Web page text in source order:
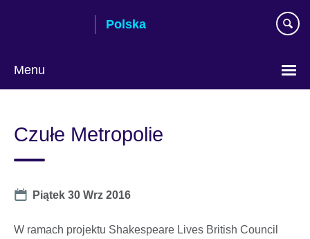
Polska
Menu
Czułe Metropolie
Date
Piątek 30 Wrz 2016
W ramach projektu Shakespeare Lives British Council